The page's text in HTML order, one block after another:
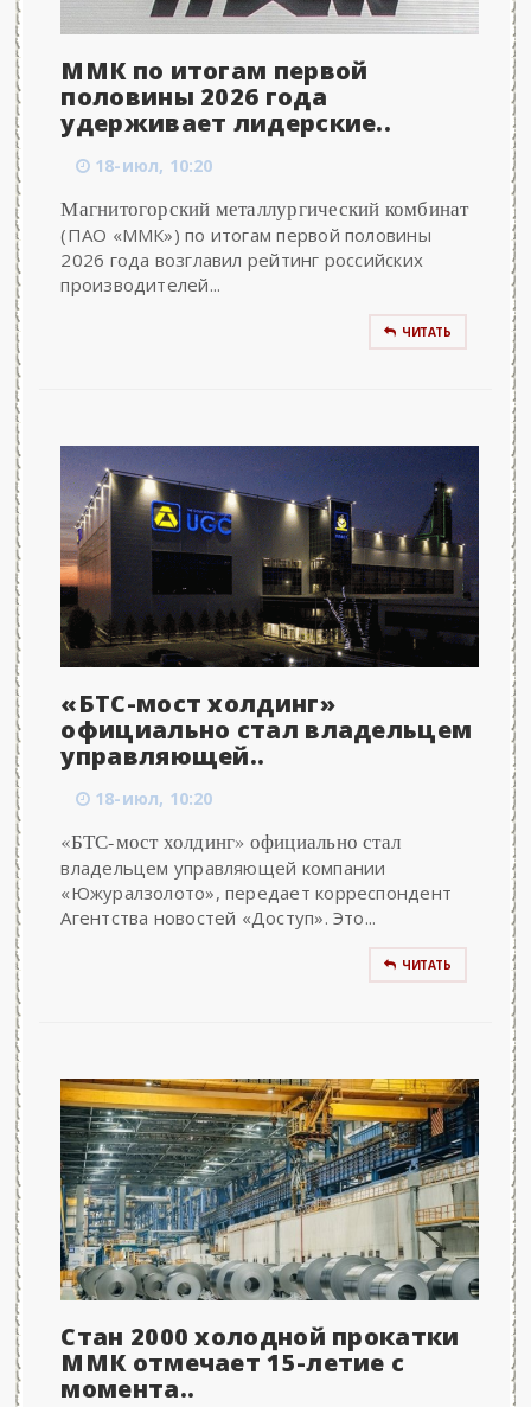
ММК по итогам первой
половины 2026 года
удерживает лидерские..
18-июл, 10:20
Магнитогорский металлургический комбинат
(ПАО «ММК») по итогам первой половины
2026 года возглавил рейтинг российских
производителей...
ЧИТАТЬ
«БТС-мост холдинг»
официально стал владельцем
управляющей..
18-июл, 10:20
«БТС-мост холдинг» официально стал
владельцем управляющей компании
«Южуралзолото», передает корреспондент
Агентства новостей «Доступ». Это...
ЧИТАТЬ
Стан 2000 холодной прокатки
ММК отмечает 15-летие с
момента..